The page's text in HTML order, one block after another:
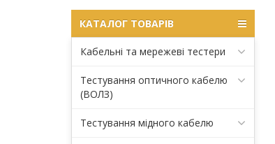
КАТАЛОГ ТОВАРІВ
Кабельні та мережеві тестери
Тестування оптичного кабелю
(ВОЛЗ)
Тестування мідного кабелю